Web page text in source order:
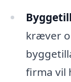
kræver
firma vil